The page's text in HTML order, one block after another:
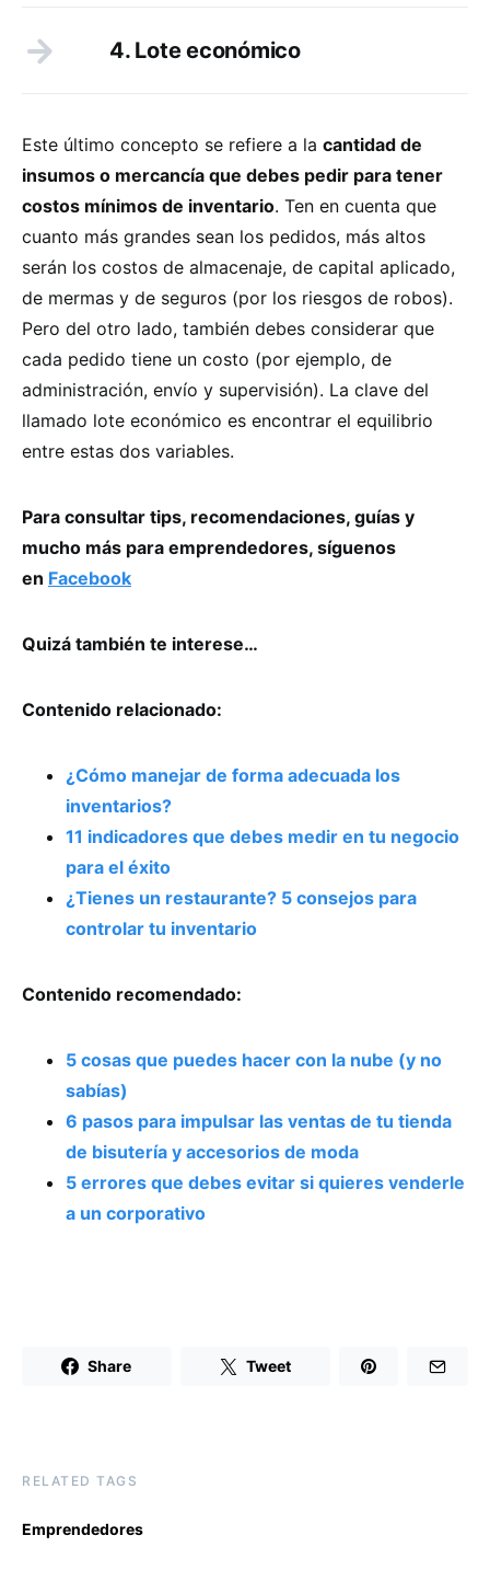
4. Lote económico
Este último concepto se refiere a la cantidad de
insumos o mercancía que debes pedir para tener
costos mínimos de inventario. Ten en cuenta que
cuanto más grandes sean los pedidos, más altos
serán los costos de almacenaje, de capital aplicado,
de mermas y de seguros (por los riesgos de robos).
Pero del otro lado, también debes considerar que
cada pedido tiene un costo (por ejemplo, de
administración, envío y supervisión). La clave del
llamado lote económico es encontrar el equilibrio
entre estas dos variables.
Para consultar tips, recomendaciones, guías y
mucho más para emprendedores, síguenos
en Facebook
Quizá también te interese…
Contenido relacionado:
¿Cómo manejar de forma adecuada los
inventarios?
11 indicadores que debes medir en tu negocio
para el éxito
¿Tienes un restaurante? 5 consejos para
controlar tu inventario
Contenido recomendado:
5 cosas que puedes hacer con la nube (y no
sabías)
6 pasos para impulsar las ventas de tu tienda
de bisutería y accesorios de moda
5 errores que debes evitar si quieres venderle
a un corporativo
Share Tweet
RELATED TAGS
Emprendedores